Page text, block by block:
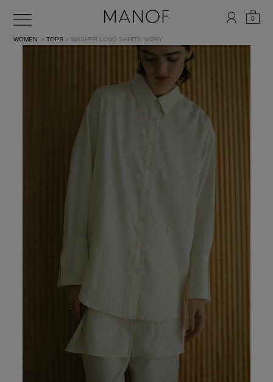
0
WOMEN >TOPS > WASHER LONG SHIRTS IVORY